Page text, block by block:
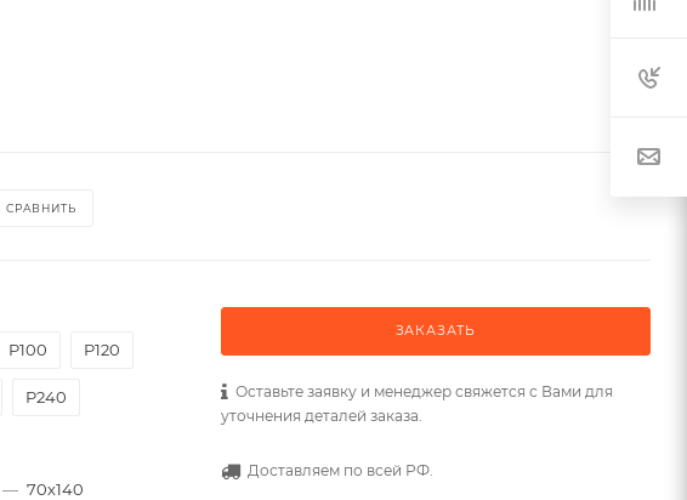
СРАВНИТЬ
P100 P120
P240
— 70х140
ЗАКАЗАТЬ
Оставьте заявку и менеджер свяжется с Вами для
уточнения деталей заказа.
Доставляем по всей РФ.